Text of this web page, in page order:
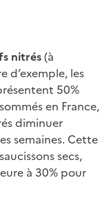
nitrés(à
d’exemple, les
50%
en France,
diminuer
semaines. Cette
secs,
à 30% pour